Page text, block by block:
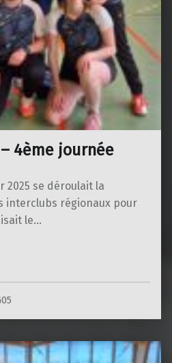
4ème journée
2025 se déroulait la
interclubs régionaux pour
le…